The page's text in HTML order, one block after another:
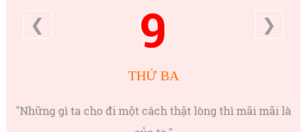
❮ 9 ❯
THỨ BA
"Những gì ta cho đi một cách thật lòng thì mãi mãi là